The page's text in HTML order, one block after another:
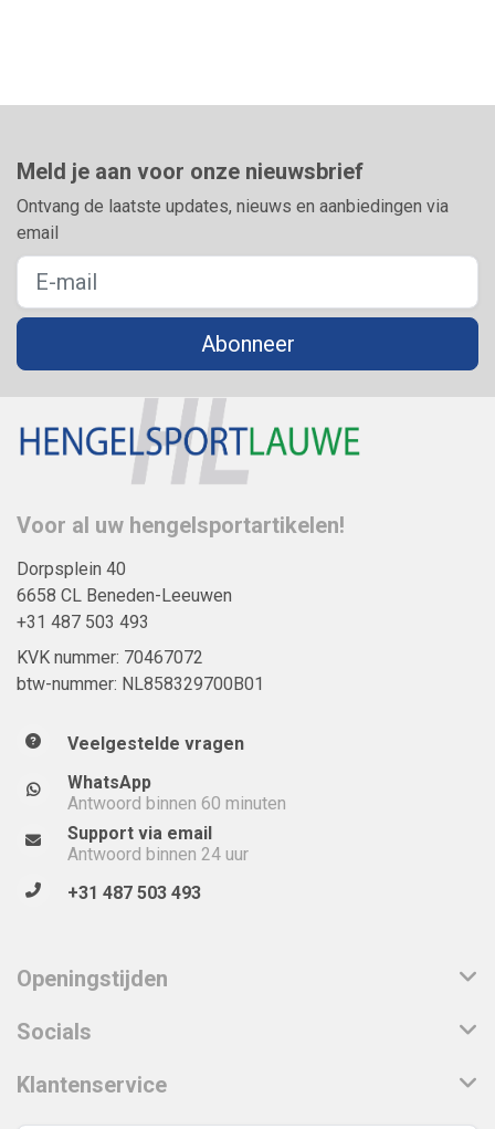
Meld je aan voor onze nieuwsbrief
Ontvang de laatste updates, nieuws en aanbiedingen via
email
Abonneer
Voor al uw hengelsportartikelen!
Dorpsplein 40
6658 CL Beneden-Leeuwen
+31 487 503 493
KVK nummer: 70467072
btw-nummer: NL858329700B01
Veelgestelde vragen
WhatsApp
Antwoord binnen 60 minuten
Support via email
Antwoord binnen 24 uur
+31 487 503 493
Openingstijden
Socials
Klantenservice